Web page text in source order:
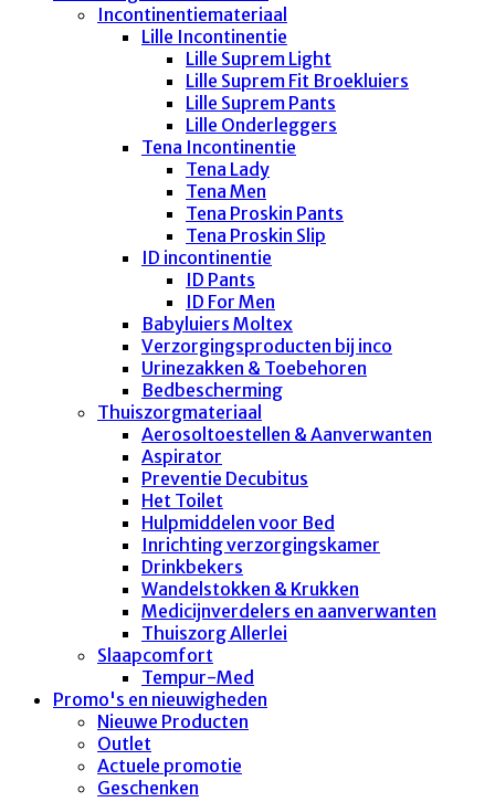
Incontinentiemateriaal
Lille Incontinentie
Lille Suprem Light
Lille Suprem Fit Broekluiers
Lille Suprem Pants
Lille Onderleggers
Tena Incontinentie
Tena Lady
Tena Men
Tena Proskin Pants
Tena Proskin Slip
ID incontinentie
ID Pants
ID For Men
Babyluiers Moltex
Verzorgingsproducten bij inco
Urinezakken & Toebehoren
Bedbescherming
Thuiszorgmateriaal
Aerosoltoestellen & Aanverwanten
Aspirator
Preventie Decubitus
Het Toilet
Hulpmiddelen voor Bed
Inrichting verzorgingskamer
Drinkbekers
Wandelstokken & Krukken
Medicijnverdelers en aanverwanten
Thuiszorg Allerlei
Slaapcomfort
Tempur-Med
Promo's en nieuwigheden
Nieuwe Producten
Outlet
Actuele promotie
Geschenken